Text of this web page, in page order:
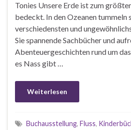
Tonies Unsere Erde ist zum
bedeckt. In den Ozeanen tummeln
verschiedensten und
Sie spannende Sachbücher und
Abenteuergeschichten rund um
es Nass gibt …
Weiterlesen
Buchausstellung, Fluss,